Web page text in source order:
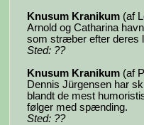
Knusum Kranikum (af
Arnold og Catharina
som stræber efter deres
Sted: ??
Knusum Kranikum (af
Dennis Jürgensen har
blandt de mest
følger med spænding.
Sted: ??